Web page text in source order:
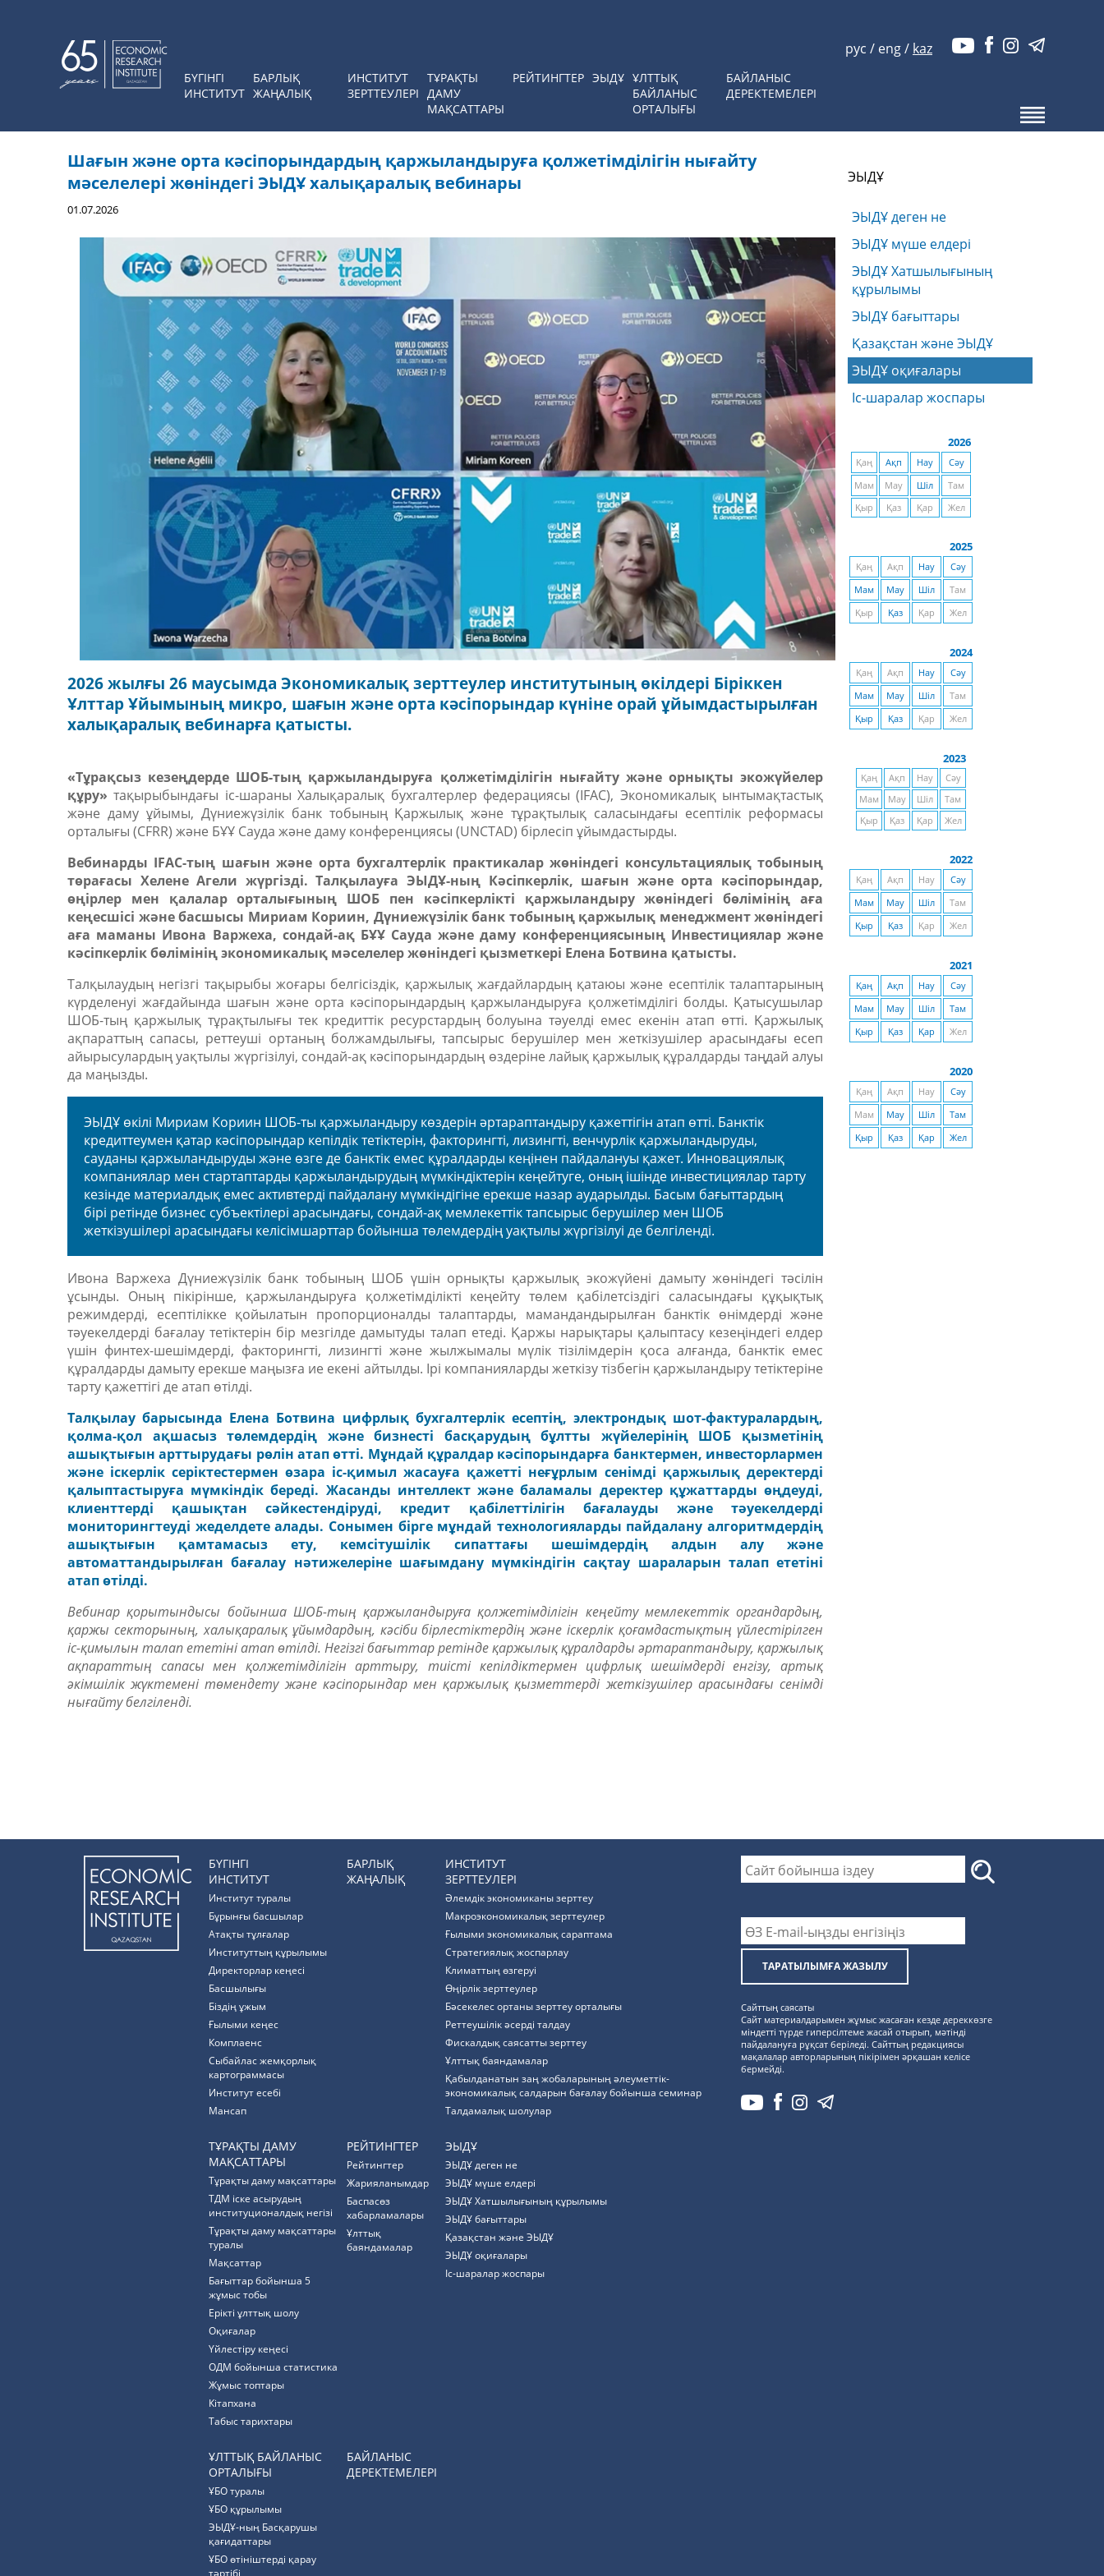
БҮГІНГІ
ИНСТИТУТ
БАРЛЫҚ
ЖАҢАЛЫҚ
ИНСТИТУТ
ЗЕРТТЕУЛЕРІ
ТҰРАҚТЫ
ДАМУ
МАҚСАТТАРЫ
РЕЙТИНГТЕР ЭЫДҰ ҰЛТТЫҚ
БАЙЛАНЫС
ОРТАЛЫҒЫ
БАЙЛАНЫС
ДЕРЕКТЕМЕЛЕРІ
рус / eng/ kaz
Шағын және орта кәсіпорындардың қаржыландыруға қолжетімділігін нығайту
мәселелері жөніндегі ЭЫДҰ халықаралық вебинары
01.07.2026
2026 жылғы 26 маусымда Экономикалық зерттеулер институтының өкілдері Біріккен
Ұлттар Ұйымының микро, шағын және орта кәсіпорындар күніне орай ұйымдастырылған
халықаралық вебинарға қатысты.
«Тұрақсыз кезеңдерде ШОБ-тың қаржыландыруға қолжетімділігін нығайту және орнықты экожүйелер
құру» тақырыбындағы іс-шараны Халықаралық бухгалтерлер федерациясы(IFAC), Экономикалық ынтымақтастық
және даму ұйымы, Дүниежүзілік банк тобының Қаржылық және тұрақтылық саласындағы есептілік реформасы
орталығы (CFRR) және БҰҰ Сауда және даму конференциясы (UNCTAD) бірлесіп ұйымдастырды.
Вебинарды IFAC-тың шағын және орта бухгалтерлік практикалар жөніндегі консультациялық тобының
төрағасы Хелене Агели жүргізді. Талқылауға ЭЫДҰ-ның Кәсіпкерлік, шағын және орта кәсіпорындар,
өңірлер мен қалалар орталығының ШОБ пен кәсіпкерлікті қаржыландыру жөніндегі бөлімінің аға
кеңесшісі және басшысы Мириам Кориин, Дүниежүзілік банк тобының қаржылық менеджмент жөніндегі
аға маманы Ивона Варжеха, сондай-ақ БҰҰ Сауда және даму конференциясының Инвестициялар және
кәсіпкерлік бөлімінің экономикалық мәселелер жөніндегі қызметкері Елена Ботвина қатысты.
Талқылаудың негізгі тақырыбы жоғары белгісіздік, қаржылық жағдайлардың қатаюы және есептілік талаптарының
күрделенуі жағдайында шағын және орта кәсіпорындардың қаржыландыруға қолжетімділігі болды. Қатысушылар
ШОБ-тың қаржылық тұрақтылығы тек кредиттік ресурстардың болуына тәуелді емес екенін атап өтті. Қаржылық
ақпараттың сапасы, реттеуші ортаның болжамдылығы, тапсырыс берушілер мен жеткізушілер арасындағы есеп
айырысулардың уақтылы жүргізілуі, сондай-ақ кәсіпорындардың өздеріне лайық қаржылық құралдарды таңдай алуы
да маңызды.
ЭЫДҰ өкілі Мириам Кориин ШОБ-ты қаржыландыру көздерін әртараптандыру қажеттігін атап өтті. Банктік
кредиттеумен қатар кәсіпорындар кепілдік тетіктерін, факторингті, лизингті, венчурлік қаржыландыруды,
сауданы қаржыландыруды және өзге де банктік емес құралдарды кеңінен пайдалануы қажет. Инновациялық
компаниялар мен стартаптарды қаржыландырудың мүмкіндіктерін кеңейтуге, оның ішінде инвестициялар тарту
кезінде материалдық емес активтерді пайдалану мүмкіндігіне ерекше назар аударылды. Басым бағыттардың
бірі ретінде бизнес субъектілері арасындағы, сондай-ақ мемлекеттік тапсырыс берушілер мен ШОБ
жеткізушілері арасындағы келісімшарттар бойынша төлемдердің уақтылы жүргізілуі де белгіленді.
Ивона Варжеха Дүниежүзілік банк тобының ШОБ үшін орнықты қаржылық экожүйені дамытужөніндегі тәсілін
ұсынды. Оның пікірінше, қаржыландыруға қолжетімділікті кеңейту төлем қабілетсіздігі саласындағы құқықтық
режимдерді, есептілікке қойылатын пропорционалды талаптарды, мамандандырылған банктік өнімдерді және
тәуекелдерді бағалау тетіктерін бір мезгілде дамытуды талап етеді. Қаржы нарықтары қалыптасу кезеңіндегі елдер
үшін финтех-шешімдерді, факторингті, лизингті және жылжымалы мүлік тізілімдерін қоса алғанда, банктік емес
құралдарды дамыту ерекше маңызға ие екені айтылды. Ірі компанияларды жеткізу тізбегін қаржыландыру тетіктеріне
тарту қажеттігі де атап өтілді.
Талқылау барысында Елена Ботвина цифрлық бухгалтерлік есептің, электрондық шот-фактуралардың,
қолма-қол ақшасыз төлемдердің және бизнесті басқарудың бұлтты жүйелерінің ШОБ қызметінің
ашықтығын арттырудағы рөлін атап өтті. Мұндай құралдар кәсіпорындарға банктермен, инвесторлармен
және іскерлік серіктестермен өзара іс-қимыл жасауға қажетті неғұрлым сенімді қаржылық деректерді
қалыптастыруға мүмкіндік береді. Жасанды интеллектжәне баламалы деректер құжаттарды өңдеуді,
клиенттерді қашықтан сәйкестендіруді, кредит қабілеттілігін бағалауды және тәуекелдерді
мониторингтеуді жеделдете алады. Сонымен бірге мұндай технологияларды пайдалану алгоритмдердің
ашықтығын қамтамасыз ету, кемсітушілік сипаттағы шешімдердің алдын алу және
автоматтандырылған бағалау нәтижелеріне шағымдану мүмкіндігін сақтау шараларын талап ететіні
атап өтілді.
Вебинар қорытындысы бойынша ШОБ-тың қаржыландыруға қолжетімділігін кеңейту мемлекеттік органдардың,
қаржы секторының, халықаралық ұйымдардың, кәсіби бірлестіктердің және іскерлік қоғамдастықтың үйлестірілген
іс-қимылын талап ететіні атап өтілді. Негізгі бағыттар ретінде қаржылық құралдарды әртараптандыру, қаржылық
ақпараттың сапасы мен қолжетімділігін арттыру, тиісті кепілдіктермен цифрлық шешімдерді енгізу, артық
әкімшілік жүктемені төмендету және кәсіпорындар мен қаржылық қызметтерді жеткізушілер арасындағы сенімді
нығайту белгіленді.
ЭЫДҰ
ЭЫДҰ деген не
ЭЫДҰ мүше елдері
ЭЫДҰ Хатшылығының
құрылымы
ЭЫДҰ бағыттары
Қазақстан және ЭЫДҰ
ЭЫДҰ оқиғалары
Іс-шаралар жоспары
2026
Қаң Ақп Нау
Сәу
Мам
Мау Шіл
Там
Қыр
Қаз Қар Жел
2025
Қаң Ақп Нау
Сәу
Мам
Мау Шіл
Там
Қыр
Қаз Қар Жел
2024
Қаң Ақп Нау
Сәу
Мам
Мау Шіл
Там
Қыр
Қаз Қар Жел
2023
Қаң Ақп Нау
Сәу
Мам
Мау Шіл
Там
Қыр
Қаз Қар Жел
2022
Қаң Ақп Нау
Сәу
Мам
Мау Шіл
Там
Қыр
Қаз Қар Жел
2021
Қаң Ақп Нау
Сәу
Мам
Мау Шіл
Там
Қыр
Қаз Қар Жел
2020
Қаң Ақп Нау
Сәу
Мам
Мау Шіл
Там
Қыр
Қаз Қар Жел
БҮГІНГІ
ИНСТИТУТ
Институт туралы
Бұрынғы басшылар
Атақты тұлғалар
Институттың құрылымы
Директорлар кеңесі
Басшылығы
Біздің ұжым
Ғылыми кеңес
Комплаенс
Cыбайлас жемқорлық
картограммасы
Институт есебі
Мансап
БАРЛЫҚ
ЖАҢАЛЫҚ
ИНСТИТУТ
ЗЕРТТЕУЛЕРІ
Әлемдік экономиканы зерттеу
Макроэкономикалық зерттеулер
Ғылыми экономикалық сараптама
Стратегиялық жоспарлау
Климаттың өзгеруі
Өңірлік зерттеулер
Бәсекелес ортаны зерттеу орталығы
Реттеушілік әсерді талдау
Фискалдық саясатты зерттеу
Ұлттық баяндамалар
Қабылданатын заң жобаларының әлеуметтік-
экономикалық салдарын бағалау бойынша семинар
Талдамалық шолулар
ТҰРАҚТЫ ДАМУ
МАҚСАТТАРЫ
Тұрақты даму мақсаттары
ТДМ іске асырудың
институционалдық негізі
Тұрақты даму мақсаттары
туралы
Мақсаттар
Бағыттар бойынша 5
жұмыс тобы
Ерікті ұлттық шолу
Оқиғалар
Үйлестіру кеңесі
ОДМ бойынша статистика
Жұмыс топтары
Кітапхана
Табыс тарихтары
РЕЙТИНГТЕР
Рейтингтер
Жарияланымдар
Баспасөз
хабарламалары
Ұлттық
баяндамалар
ЭЫДҰ
ЭЫДҰ деген не
ЭЫДҰ мүше елдері
ЭЫДҰ Хатшылығының құрылымы
ЭЫДҰ бағыттары
Қазақстан және ЭЫДҰ
ЭЫДҰ оқиғалары
Іс-шаралар жоспары
ҰЛТТЫҚ БАЙЛАНЫС
ОРТАЛЫҒЫ
ҰБО туралы
ҰБО құрылымы
ЭЫДҰ-ның Басқарушы
қағидаттары
ҰБО өтініштерді қарау
тәртібі
БАЙЛАНЫС
ДЕРЕКТЕМЕЛЕРІ
ТАРАТЫЛЫМҒА ЖАЗЫЛУ
Сайттың саясаты
Сайт материалдарымен жұмыс жасаған кезде дереккөзге
міндетті түрде гиперсілтеме жасай отырып, мәтінді
пайдалануға рұқсат беріледі. Сайттың редакциясы
мақалалар авторларының пікірімен әрқашан келісе
бермейді.